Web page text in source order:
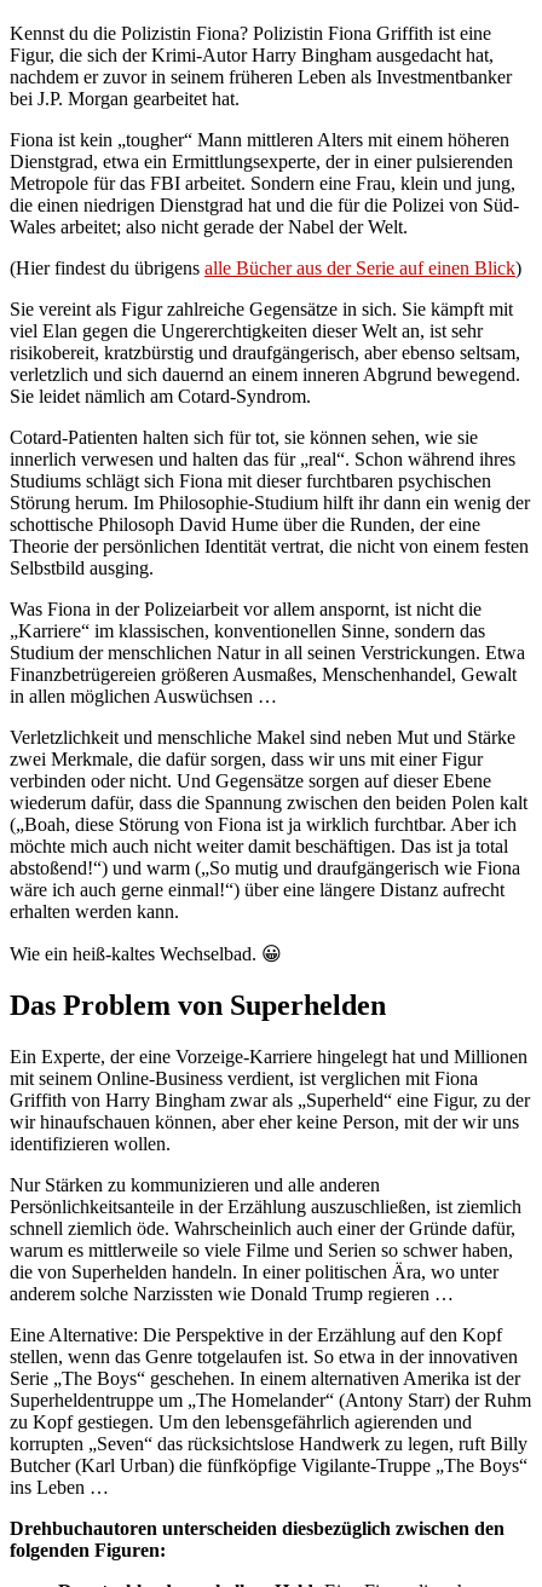
Kennst du die Polizistin Fiona? Polizistin Fiona Griffith ist eine
Figur, die sich der Krimi-Autor Harry Bingham ausgedacht hat,
nachdem er zuvor in seinem früheren Leben als Investmentbanker
bei J.P. Morgan gearbeitet hat.
Fiona ist kein „tougher“ Mann mittleren Alters mit einem höheren
Dienstgrad, etwa ein Ermittlungsexperte, der in einer pulsierenden
Metropole für das FBI arbeitet. Sondern eine Frau, klein und jung,
die einen niedrigen Dienstgrad hat und die für die Polizei von Süd-
Wales arbeitet; also nicht gerade der Nabel der Welt.
(Hier findest du übrigens alle Bücher aus der Serie auf einen Blick)
Sie vereint als Figur zahlreiche Gegensätze in sich. Sie kämpft mit
viel Elan gegen die Ungererchtigkeiten dieser Welt an, ist sehr
risikobereit, kratzbürstig und draufgängerisch, aber ebenso seltsam,
verletzlich und sich dauernd an einem inneren Abgrund bewegend.
Sie leidet nämlich am Cotard-Syndrom.
Cotard-Patienten halten sich für tot, sie können sehen, wie sie
innerlich verwesen und halten das für „real“. Schon während ihres
Studiums schlägt sich Fiona mit dieser furchtbaren psychischen
Störung herum. Im Philosophie-Studium hilft ihr dann ein wenig der
schottische Philosoph David Hume über die Runden, der eine
Theorie der persönlichen Identität vertrat, die nicht von einem festen
Selbstbild ausging.
Was Fiona in der Polizeiarbeit vor allem anspornt, ist nicht die
„Karriere“ im klassischen, konventionellen Sinne, sondern das
Studium der menschlichen Natur in all seinen Verstrickungen. Etwa
Finanzbetrügereien größeren Ausmaßes, Menschenhandel, Gewalt
in allen möglichen Auswüchsen …
Verletzlichkeit und menschliche Makel sind neben Mut und Stärke
zwei Merkmale, die dafür sorgen, dass wir uns mit einer Figur
verbinden oder nicht. Und Gegensätze sorgen auf dieser Ebene
wiederum dafür, dass die Spannung zwischen den beiden Polen kalt
(„Boah, diese Störung von Fiona ist ja wirklich furchtbar. Aber ich
möchte mich auch nicht weiter damit beschäftigen. Das ist ja total
abstoßend!“) und warm („So mutig und draufgängerisch wie Fiona
wäre ich auch gerne einmal!“) über eine längere Distanz aufrecht
erhalten werden kann.
Wie ein heiß-kaltes Wechselbad. 😀
Das Problem von Superhelden
Ein Experte, der eine Vorzeige-Karriere hingelegt hat und Millionen
mit seinem Online-Business verdient, ist verglichen mit Fiona
Griffith von Harry Bingham zwar als „Superheld“ eine Figur, zu der
wir hinaufschauen können, aber eher keine Person, mit der wir uns
identifizieren wollen.
Nur Stärken zu kommunizieren und alle anderen
Persönlichkeitsanteile in der Erzählung auszuschließen, ist ziemlich
schnell ziemlich öde. Wahrscheinlich auch einer der Gründe dafür,
warum es mittlerweile so viele Filme und Serien so schwer haben,
die von Superhelden handeln. In einer politischen Ära, wo unter
anderem solche Narzissten wie Donald Trump regieren …
Eine Alternative: Die Perspektive in der Erzählung auf den Kopf
stellen, wenn das Genre totgelaufen ist. So etwa in der innovativen
Serie „The Boys“ geschehen. In einem alternativen Amerika ist der
Superheldentruppe um „The Homelander“ (Antony Starr) der Ruhm
zu Kopf gestiegen. Um den lebensgefährlich agierenden und
korrupten „Seven“ das rücksichtslose Handwerk zu legen, ruft Billy
Butcher (Karl Urban) die fünfköpfige Vigilante-Truppe „The Boys“
ins Leben …
Drehbuchautoren unterscheiden diesbezüglich zwischen den
folgenden Figuren: